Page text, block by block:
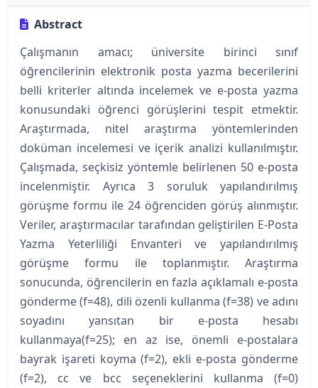
Abstract
Çalışmanın amacı; üniversite birinci sınıf
öğrencilerinin elektronik posta yazma becerilerini
belli kriterler altında incelemek ve e-posta yazma
konusundaki öğrenci görüşlerini tespit etmektir.
Araştırmada, nitel araştırma yöntemlerinden
doküman incelemesi ve içerik analizi kullanılmıştır.
Çalışmada, seçkisiz yöntemle belirlenen 50 e-posta
incelenmiştir. Ayrıca 3 soruluk yapılandırılmış
görüşme formu ile 24 öğrenciden görüş alınmıştır.
Veriler, araştırmacılar tarafından geliştirilen E-Posta
Yazma Yeterliliği Envanteri ve yapılandırılmış
görüşme formu ile toplanmıştır. Araştırma
sonucunda, öğrencilerin en fazla açıklamalı e-posta
gönderme (f=48), dili özenli kullanma (f=38) ve adını
soyadını yansıtan bir e-posta hesabı
kullanmaya(f=25); en az ise, önemli e-postalara
bayrak işareti koyma (f=2), ekli e-posta gönderme
(f=2), cc ve bcc seçeneklerini kullanma (f=0)